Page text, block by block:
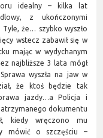
idealny – kilka lat
z ukończonymi
że… szybko wyszło
wstecz zabawił się w
mając w wydychanym
najbliższe 3 lata mógł
wyszła na jaw w
że ktoś będzie tak
jazdy…a Policja i
dokumentu
kiedy wręczono mu
mówić o szczęściu –